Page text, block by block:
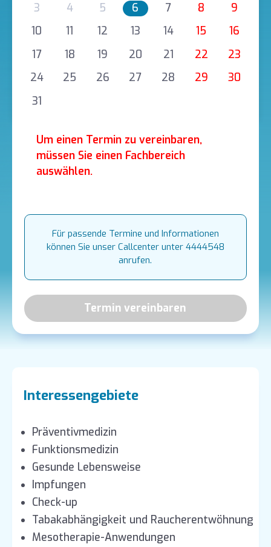
3
4 5 6 7 8
9
10
11 12 13 14 15
16
17
18 19 20 21 22
23
24
25 26 27 28 29
30
31
Um einen Termin zu vereinbaren,
müssen Sie einen Fachbereich
auswählen.
Für passende Termine und Informationen
können Sie unser Callcenter unter 4444548
anrufen.
Termin vereinbaren
Interessengebiete
Präventivmedizin
Funktionsmedizin
Gesunde Lebensweise
Impfungen
Check-up
Tabakabhängigkeit und Raucherentwöhnung
Mesotherapie-Anwendungen